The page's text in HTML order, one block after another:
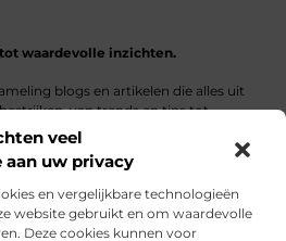
veel
aan uw privacy
en vergelijkbare technologieën
website gebruikt en om waardevolle
Deze cookies kunnen voor
waardevolle inzichten.
blogs en artikelen die alles uit
van trends en tips tot
verhalen.